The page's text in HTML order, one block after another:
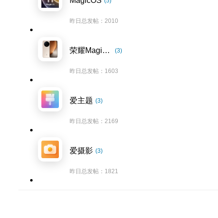
昨日总发帖：2010
荣耀Magic8系列 (3)
昨日总发帖：1603
爱主题 (3)
昨日总发帖：2169
爱摄影 (3)
昨日总发帖：1821